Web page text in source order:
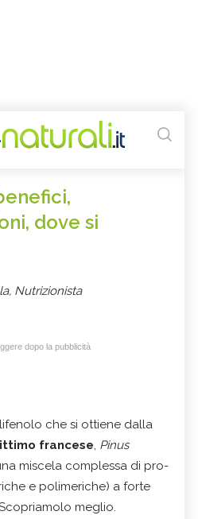
dove si
Nutrizionista
dopo la pubblicità
che si ottiene dalla
francese, Pinus
miscela complessa di pro-
e polimeriche) a forte
meglio.